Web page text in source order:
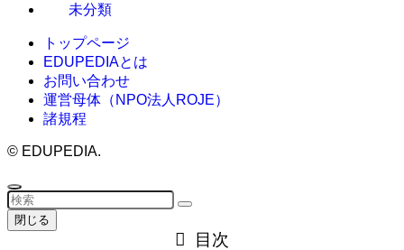
未分類
トップページ
EDUPEDIAとは
お問い合わせ
運営母体（NPO法人ROJE）
諸規程
© EDUPEDIA.
閉じる
目次